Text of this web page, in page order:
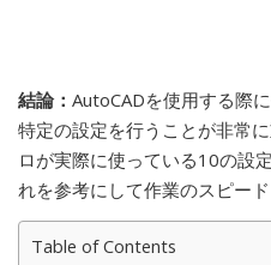
結論： AutoCADを使用する際
特定の設定を行うことが非常
ロが実際に使っている10の設
れを参考にして作業のスピー
Table of Contents